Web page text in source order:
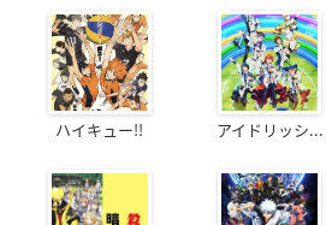
ハイキュー!! アイドリッシ...